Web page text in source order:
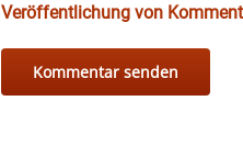
Veröffentlichung von